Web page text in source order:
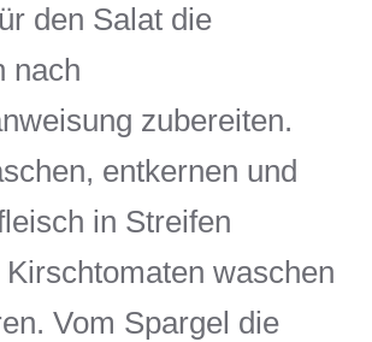
den Salat die
nach
zubereiten.
entkernen und
in Streifen
waschen
Vom Spargel die